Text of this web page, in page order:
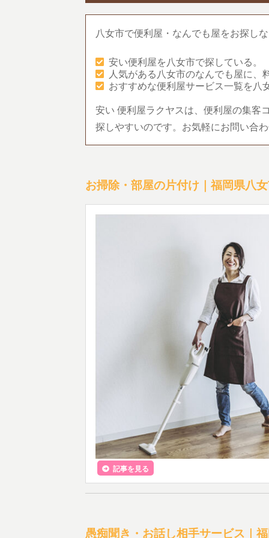
八女市で便利屋・なんでも屋をお探し
安い便利屋を八女市で探している。
人気がある八女市のなんでも屋に、
おすすめな便利屋サービス一覧を八
安い 便利屋ラクヤスは、便利屋の集客
探しやすいのです。お気軽にお問い合
お掃除・部屋の片付け｜福岡県八
記事を見る
愚痴聞き・お話し相手サービス｜